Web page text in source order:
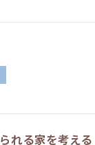
れる家を考え